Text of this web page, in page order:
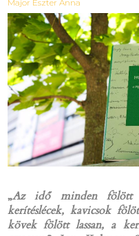
Major Eszter Anna
„Az idő minden fölött
kerítéslécek, kavicsok
kövek fölött lassan, a